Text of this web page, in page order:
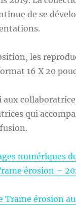
de se
les
16 X 20
aux
qui
numériques
érosion –
Trame érosion